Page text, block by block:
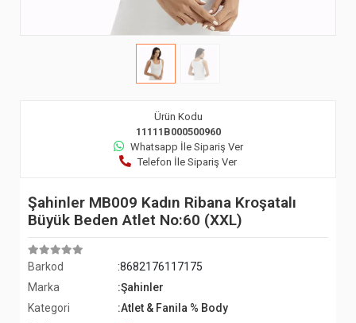
Ürün Kodu
11111B000500960
Whatsapp İle Sipariş Ver
Telefon İle Sipariş Ver
Şahinler MB009 Kadın Ribana Kroşatalı
Büyük Beden Atlet No:60 (XXL)
Barkod
:8682176117175
Marka
:Şahinler
Kategori
:Atlet & Fanila % Body